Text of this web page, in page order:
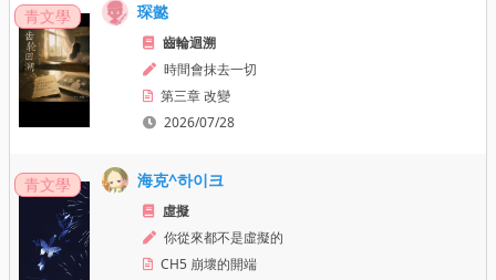
青文學 琛懿
齒輪迴溯
時間會抹去一切
第三章 改變
2026/07/28
青文學 海克^하이크
虛擬
你從來都不是虛擬的
CH5 崩壞的開端